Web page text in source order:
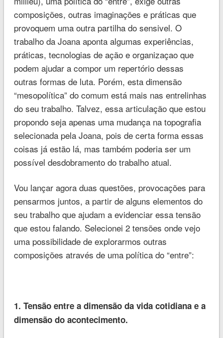
composições, outras imaginações e práticas que
provoquem uma outra partilha do sensivel. O
trabalho da Joana aponta algumas experiências,
práticas, tecnologias de ação e organizaçao que
podem ajudar a compor um repertório dessas
outras formas de luta. Porém, esta dimensão
“mesopolítica” do comum está mais nas entrelinhas
do seu trabalho. Talvez, essa articulação que estou
propondo seja apenas uma mudança na topografia
selecionada pela Joana, pois de certa forma essas
coisas já estão lá, mas também poderia ser um
possível desdobramento do trabalho atual.
Vou lançar agora duas questões, provocações para
pensarmos juntos, a partir de alguns elementos do
seu trabalho que ajudam a evidenciar essa tensão
que estou falando. Selecionei 2 tensões onde vejo
uma possibilidade de explorarmos outras
composições através de uma política do “entre”:
1. Tensão entre a dimensão da vida cotidiana e a
dimensão do acontecimento.